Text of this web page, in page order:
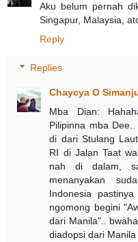
Aku belum pernah
Singapur, Malaysia,
Reply
Replies
Chaycya O
Mba Dian:
Pilipinna mba
di dari Stulang
RI di Jalan Taat
nah di dalam,
menanyakan
Indonesia
ngomong begini
dari Manila"..
diadopsi dari